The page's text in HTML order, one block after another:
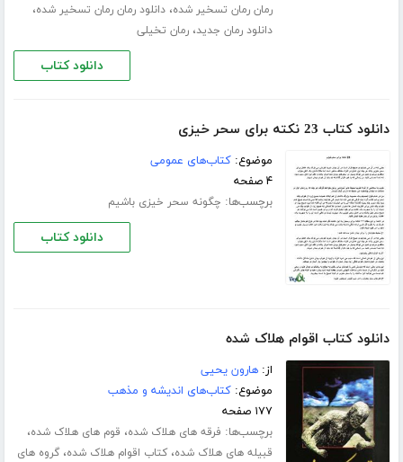
رمان رمان تسخیر شده،دانلود رمان رمان تسخیر شده،
دانلود رمان جدید،رمان تخیلی
دانلود کتاب
دانلود کتاب 23 نکته برای سحر خیزی
موضوع:کتاب‌های عمومی
۴ صفحه
برچسب‌ها: چگونه سحر خیزی باشیم
دانلود کتاب
دانلود کتاب اقوام هلاک شده
از:هارون یحیی
موضوع:کتاب‌های اندیشه و مذهب
۱۷۷ صفحه
برچسب‌ها: فرقه های هلاک شده، قوم های هلاک شده،
قبیله های هلاک شده،کتاب اقوام هلاک شده،گروه های